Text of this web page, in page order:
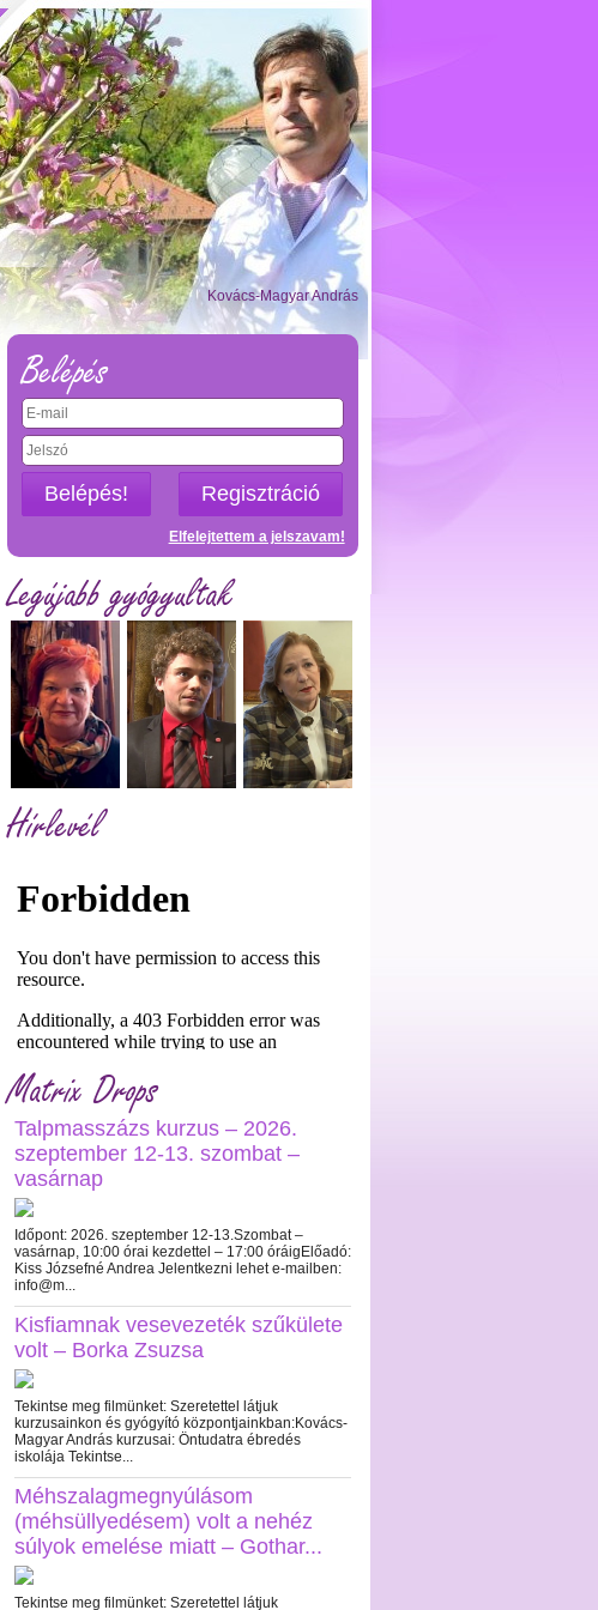
Kovács-Magyar András
Belépés
Belépés! Regisztráció
Elfelejtettem a jelszavam!
Legújabb gyógyultak
Hírlevél
Matrix Drops
Talpmasszázs kurzus – 2026.
szeptember 12-13. szombat –
vasárnap
Időpont: 2026. szeptember 12-13.Szombat –
vasárnap, 10:00 órai kezdettel – 17:00 óráigElőadó:
Kiss Józsefné Andrea Jelentkezni lehet e-mailben:
info@m...
Kisfiamnak vesevezeték szűkülete
volt – Borka Zsuzsa
Tekintse meg filmünket: Szeretettel látjuk
kurzusainkon és gyógyító központjainkban:Kovács-
Magyar András kurzusai: Öntudatra ébredés
iskolája Tekintse...
Méhszalagmegnyúlásom
(méhsüllyedésem) volt a nehéz
súlyok emelése miatt – Gothar...
Tekintse meg filmünket: Szeretettel látjuk